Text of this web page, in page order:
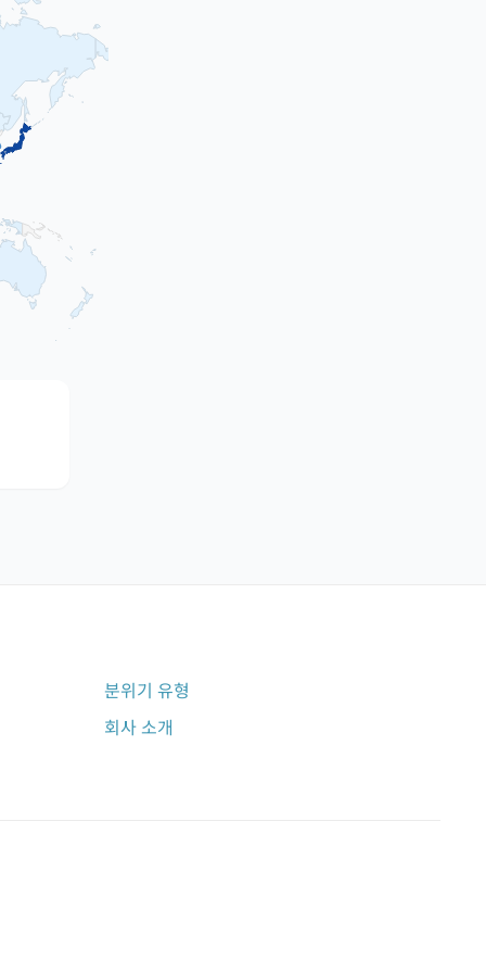
분위기 유형
회사 소개